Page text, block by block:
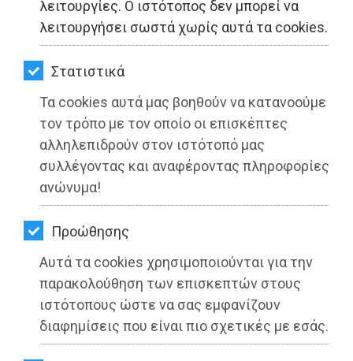
λειτουργίες. Ο ιστότοπος δεν μπορεί να
λειτουργήσει σωστά χωρίς αυτά τα cookies.
Στατιστικά
Τα cookies αυτά μας βοηθούν να κατανοούμε
τον τρόπο με τον οποίο οι επισκέπτες
αλληλεπιδρούν στον ιστότοπό μας
συλλέγοντας και αναφέροντας πληροφορίες
ανώνυμα!
Προώθησης
Αυτά τα cookies χρησιμοποιούνται για την
παρακολούθηση των επισκεπτών στους
ιστότοπους ώστε να σας εμφανίζουν
διαφημίσεις που είναι πιο σχετικές με εσάς.
ΥΓΕΙΑ
LIFESTYLE
ΤΑΞΙΔΙΑ
ΕΞΟΔΟΣ
ΠΕΡΙΒΑΛΛΟΝ
ΚΑΤΟΙΚΙΔΙΟ
ΑΓΓΕΛΙΕΣ
ΕΦΗΜΕΡΙΔΕΣ
OΔΗΓΟΣ
ΑΓΟΡΑΣ
Γίνε και εσύ εθελοντής στον Δήμο
Μαρκοπούλου Μεσογαίας
Διαβάστηκε 4090 φορές